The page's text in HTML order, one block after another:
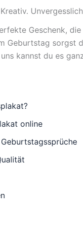
Geschenk,
Geburtstag sorgst
kannst du es
online